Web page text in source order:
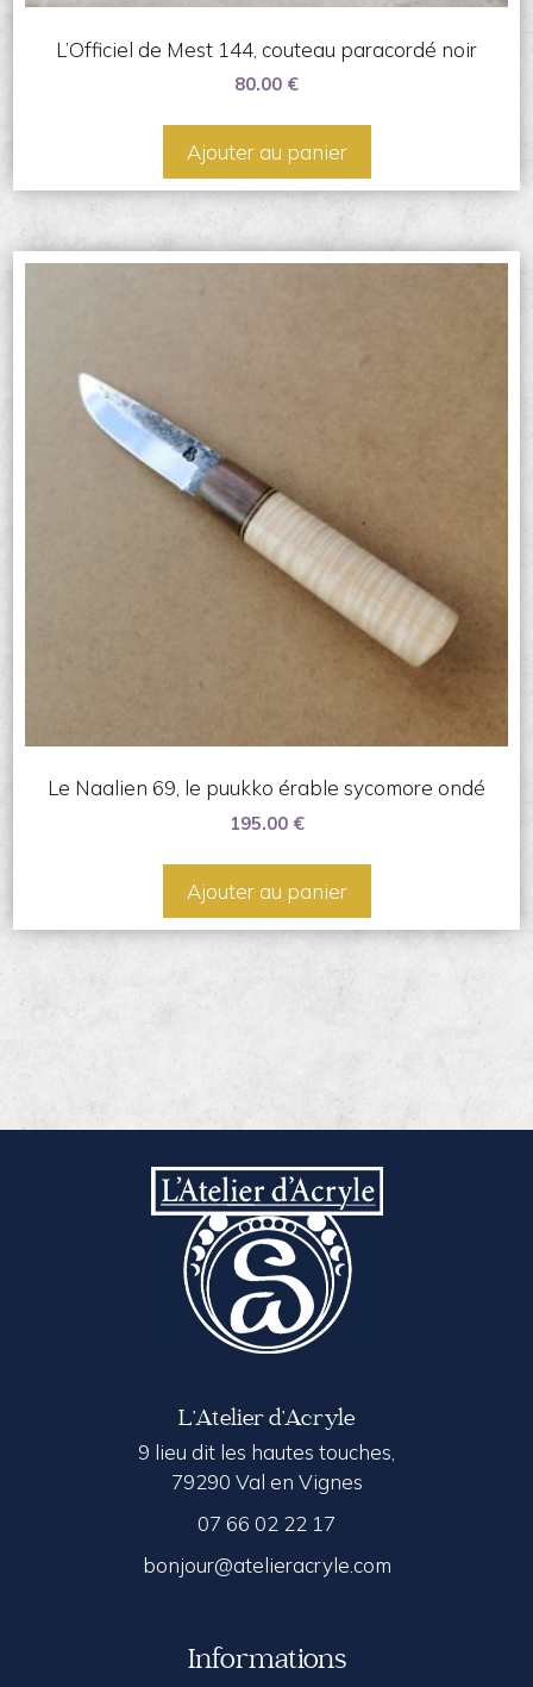
L’Officiel de Mest 144, couteau paracordé noir
80.00 €
Ajouter au panier
Le Naalien 69, le puukko érable sycomore ondé
195.00 €
Ajouter au panier
L’Atelier d’Acryle
9 lieu dit les hautes touches,
79290 Val en Vignes
07 66 02 22 17
bonjour@atelieracryle.com
Informations